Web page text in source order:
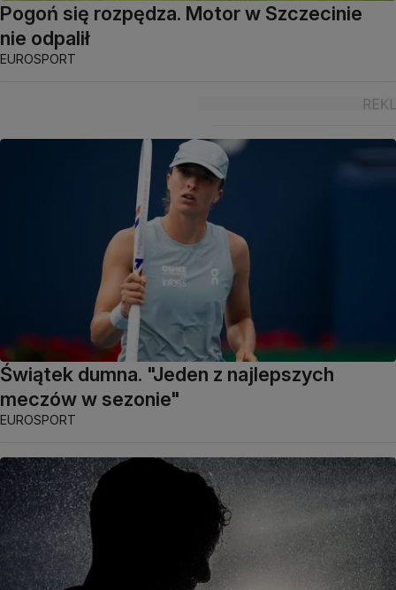
Pogoń się rozpędza. Motor w Szczecinie
nie odpalił
EUROSPORT
Świątek dumna. "Jeden z najlepszych
meczów w sezonie"
EUROSPORT